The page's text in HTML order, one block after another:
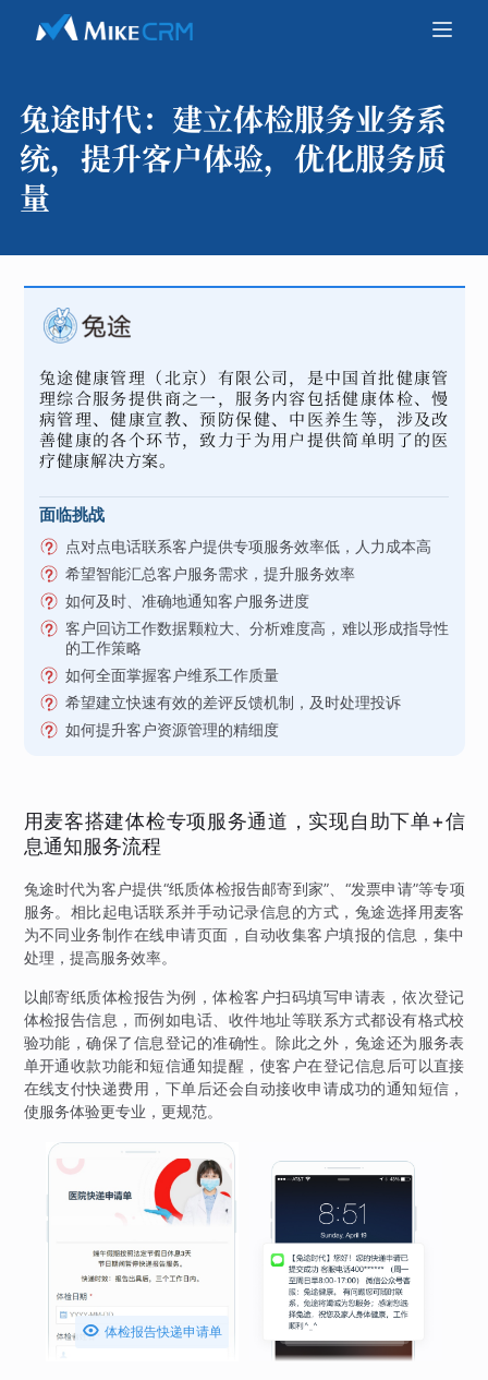
兔途时代： 建立体检服务业务系
统，提升客户体验，优化服务质
量
兔途健康管理（北京）有限公司，是中国首批健康管
理综合服务提供商之一，服务内容包括健康体检、慢
病管理、健康宣教、预防保健、中医养生等，涉及改
善健康的各个环节，致力于为用户提供简单明了的医
疗健康解决方案。
面临挑战
点对点电话联系客户提供专项服务效率低，人力成本高
希望智能汇总客户服务需求，提升服务效率
如何及时、准确地通知客户服务进度
客户回访工作数据颗粒大、分析难度高，难以形成指导性
的工作策略
如何全面掌握客户维系工作质量
希望建立快速有效的差评反馈机制，及时处理投诉
如何提升客户资源管理的精细度
用麦客搭建体检专项服务通道，实现自助下单+信
息通知服务流程
兔途时代为客户提供“纸质体检报告邮寄到家”、“发票申请”等专项
服务。相比起电话联系并手动记录信息的方式，兔途选择用麦客
为不同业务制作在线申请页面，自动收集客户填报的信息，集中
处理，提高服务效率。
以邮寄纸质体检报告为例，体检客户扫码填写申请表，依次登记
体检报告信息，而例如电话、收件地址等联系方式都设有格式校
验功能，确保了信息登记的准确性。除此之外，兔途还为服务表
单开通收款功能和短信通知提醒，使客户在登记信息后可以直接
在线支付快递费用，下单后还会自动接收申请成功的通知短信，
使服务体验更专业，更规范。
 体检报告快递申请单